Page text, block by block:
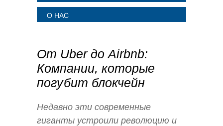
О НАС
От Uber до Airbnb:
Компании, которые
погубит блокчейн
Недавно эти современные
гиганты устроили революцию и